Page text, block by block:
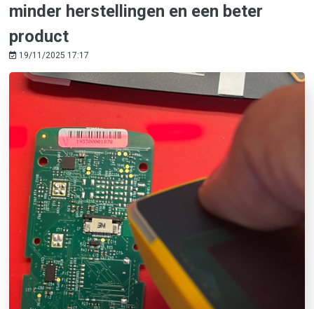
minder herstellingen en een beter
product
19/11/2025 17:17